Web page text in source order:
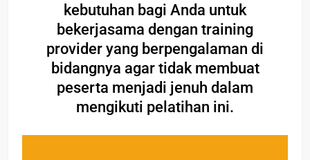
kebutuhan bagi Anda untuk
bekerjasama dengan training
provider yang berpengalaman di
bidangnya agar tidak membuat
peserta menjadi jenuh dalam
mengikuti pelatihan ini.